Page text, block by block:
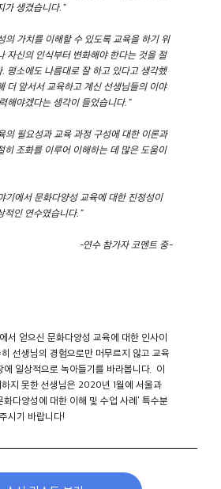
가 생겼습니다."
의 가치를 이해할 수 있도록 교육을 하기 위
자신의 인식부터 변화해야 한다는 것을 절
. 평소에도 나름대로 잘 하고 있다고 생각했
더 앞서서 교육하고 계신 선생님들의 이야
해야겠다는 생각이 들었습니다."
의 필요성과 교육 과정 구성에 대한 이론과
히 조화를 이루어 이해하는 데 많은 도움이
기에서 문화다양성 교육에 대한 진정성이
적인 연수였습니다."
-연수 참가자 코멘트 중-
서 얻으신 문화다양성 교육에 대한 인사이
선생님의 경험으로만 머무르지 않고 교육
에 일상적으로 녹아들기를 바라봅니다. 이
지 못한 선생님은 2020년 1월에 서울과
다양성에 대한 이해 및 수업 사례' 특수분
시기 바랍니다!